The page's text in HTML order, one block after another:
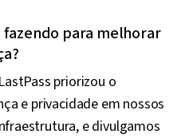
fazendo para melhorar
priorizou o
e privacidade em nossos
e divulgamos